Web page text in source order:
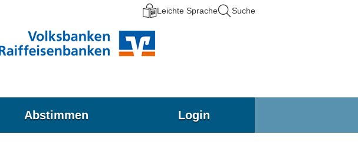
Leichte Sprache Suche
Abstimmen Login